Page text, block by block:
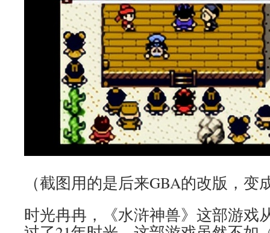
（截图用的是后来GBA的改版，变
时光冉冉，《水浒神兽》这部游戏